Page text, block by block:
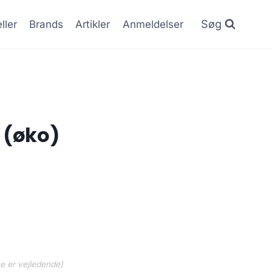
Brands Artikler Anmeldelser Søg
(øko)
er vejledende)